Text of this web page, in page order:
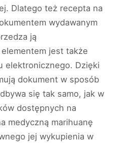
Dlatego też recepta na
wydawanym
ją
jest także
elektronicznego. Dzięki
dokument w sposób
się tak samo, jak w
dostępnych na
medyczną marihuanę
jej wykupienia w